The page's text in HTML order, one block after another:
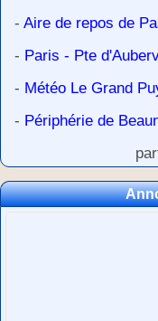
- Aire de repos de
- Paris - Pte
- Météo Le Grand
- Périphérie de